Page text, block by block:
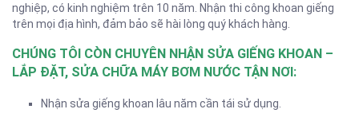
nghiệp, có kinh nghiệm trên 10 năm. Nhận thi công khoan giếng
trên mọi địa hình, đảm bảo sẽ hài lòng quý khách hàng.
CHÚNG TÔI CÒN CHUYÊN NHẬN SỬA GIẾNG KHOAN –
LẮP ĐẶT, SỬA CHỮA MÁY BƠM NƯỚC TẬN NƠI:
Nhận sửa giếng khoan lâu năm cần tái sử dụng.